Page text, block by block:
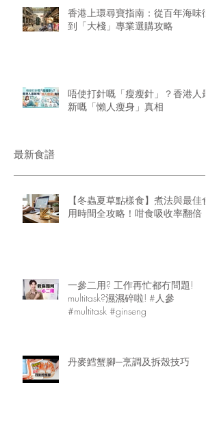
香港上環尋寶指南：從百年海味街
到「大棧」專業選購攻略
唔使打針嘅「瘦瘦針」？香港人最
新嘅「懶人瘦身」真相
最新食譜
【冬蟲夏草點樣食】煮法與最佳食
用時間全攻略！咁食吸收率翻倍
一參二用? 工作再忙都冇問題!
multitask?濕濕碎啦! #人參
#multitask #ginseng
丹麥鱈蟹腳─烹調及拆殼技巧